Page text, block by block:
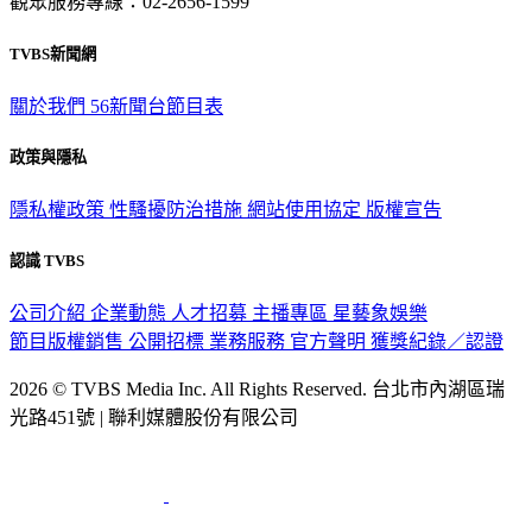
TVBS新聞網
關於我們 56新聞台節目表
政策與隱私
隱私權政策 性騷擾防治措施 網站使用協定 版權宣告
認識 TVBS
公司介紹 企業動態 人才招募 主播專區 星藝象娛樂
節目版權銷售 公開招標 業務服務 官方聲明 獲獎紀錄／認證
2026 © TVBS Media Inc. All Rights Reserved. 台北市內湖區瑞
光路451號 | 聯利媒體股份有限公司